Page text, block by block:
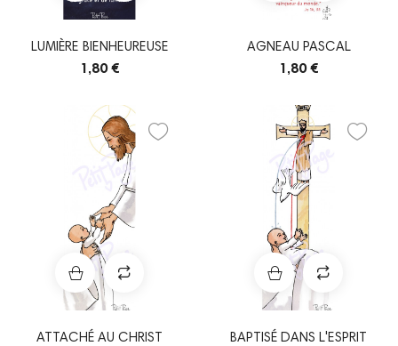
LUMIÈRE BIENHEUREUSE
1,80 €
AGNEAU PASCAL
1,80 €
ATTACHÉ AU CHRIST BAPTISÉ DANS L'ESPRIT